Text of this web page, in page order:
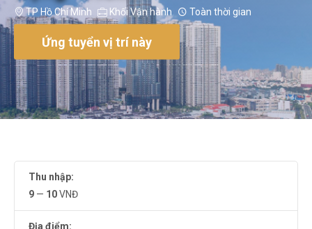
TP Hồ Chí Minh Khối Vận hành Toàn thời gian
Ứng tuyển vị trí này
Thu nhập:
9 — 10VNĐ
Địa điểm: